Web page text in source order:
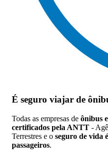
É seguro viajar de
Todas as empresas de ônibus
certificados pela ANTT -
Terrestres e o seguro de vida
passageiros.